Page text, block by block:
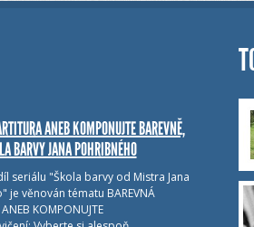
ANEB KOMPONUJTE BAREVNĚ,
BARVY JANA POHRIBNÉHO
seriálu "Škola barvy od Mistra Jana
je věnován tématu BAREVNÁ
KOMPONUJTE